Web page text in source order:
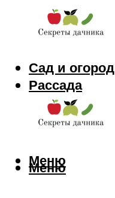
Сад и огород
Рассада
Цветы
Заготовки
Меню
Меню